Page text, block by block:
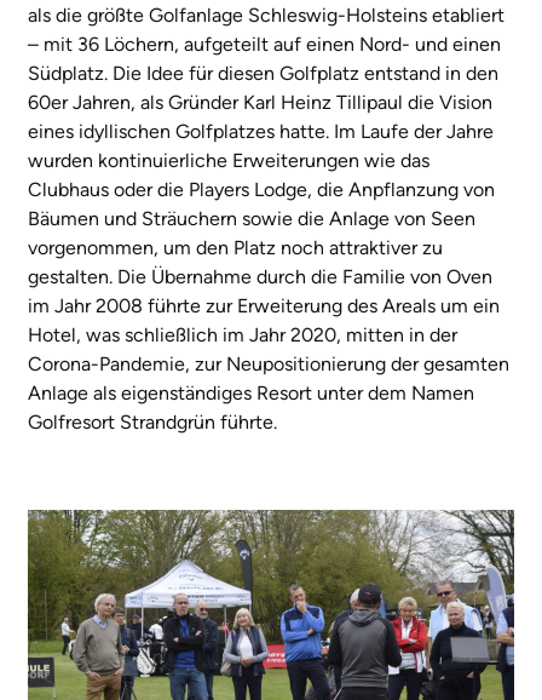
als die größte Golfanlage Schleswig-Holsteins etabliert
– mit 36 Löchern, aufgeteilt auf einen Nord- und einen
Südplatz. Die Idee für diesen Golfplatz entstand in den
60er Jahren, als Gründer Karl Heinz Tillipaul die Vision
eines idyllischen Golfplatzes hatte. Im Laufe der Jahre
wurden kontinuierliche Erweiterungen wie das
Clubhaus oder die Players Lodge, die Anpflanzung von
Bäumen und Sträuchern sowie die Anlage von Seen
vorgenommen, um den Platz noch attraktiver zu
gestalten. Die Übernahme durch die Familie von Oven
im Jahr 2008 führte zur Erweiterung des Areals um ein
Hotel, was schließlich im Jahr 2020, mitten in der
Corona-Pandemie, zur Neupositionierung der gesamten
Anlage als eigenständiges Resort unter dem Namen
Golfresort Strandgrün führte.